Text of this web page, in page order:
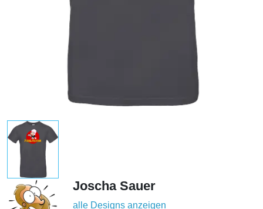
Joscha Sauer
alle Designs anzeigen